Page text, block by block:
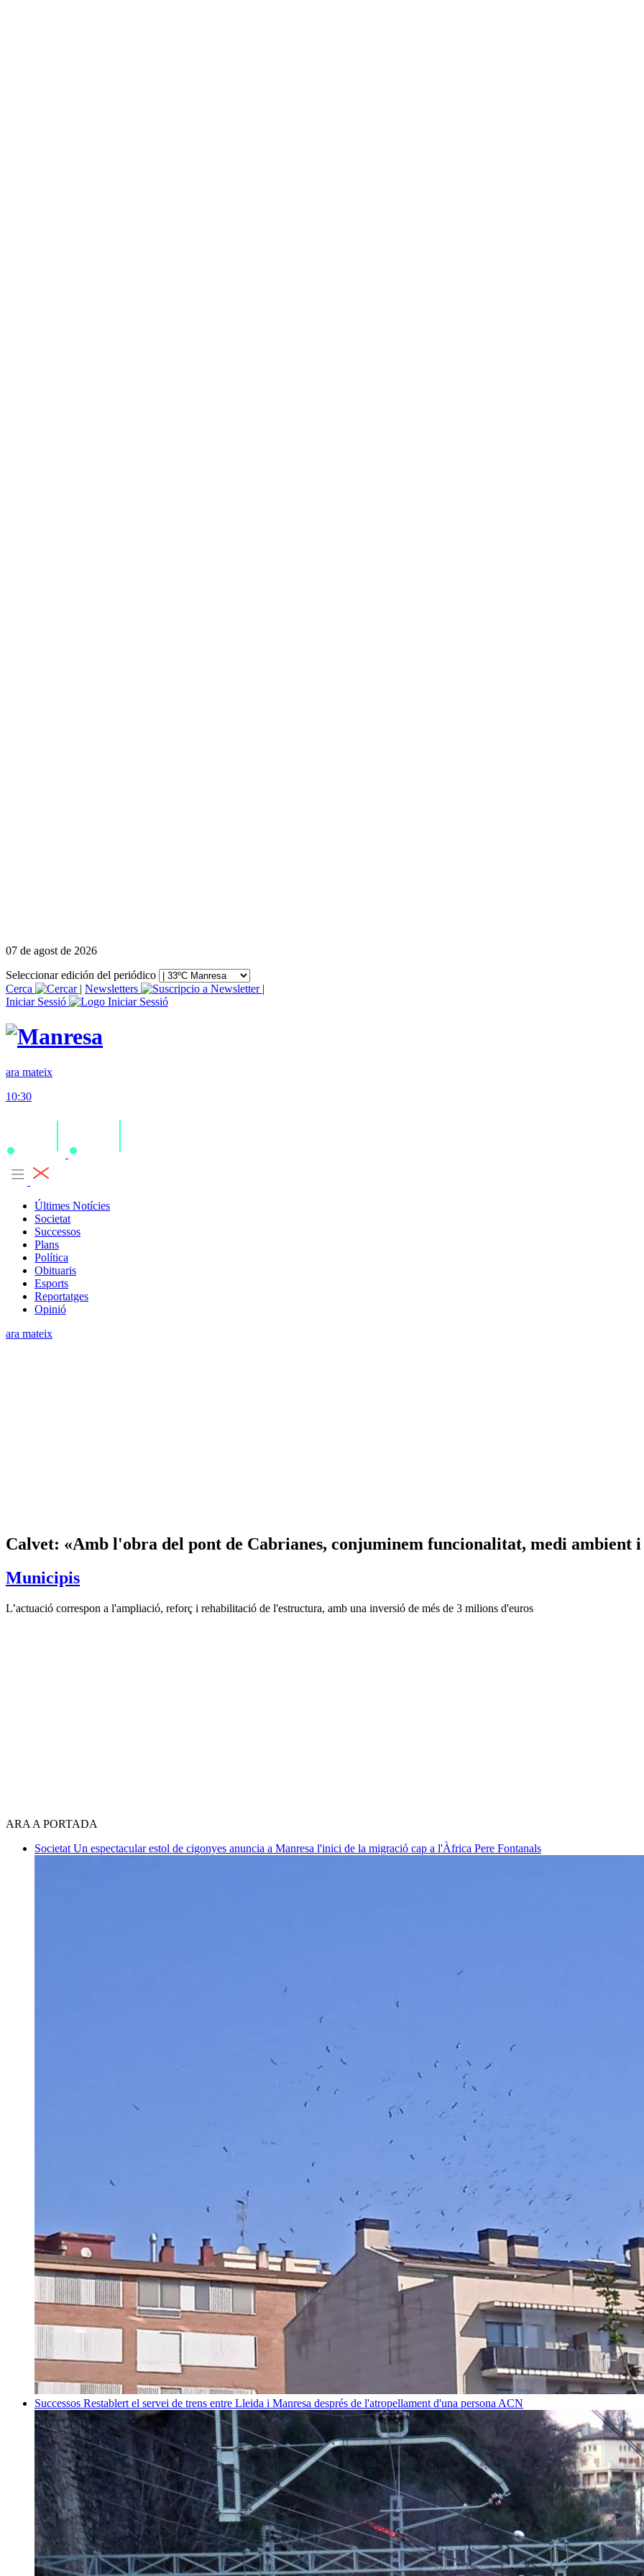
07 de agost de 2026
Seleccionar edición del periódico
Cerca
| Newsletters
|
Iniciar Sessió
ara mateix
10:30
Últimes Notícies
Societat
Successos
Plans
Política
Obituaris
Esports
Reportatges
Opinió
ara mateix
Calvet: «Amb l'obra del pont de Cabrianes, conjuminem funcionalitat, medi ambient
Municipis
L’actuació correspon a l'ampliació, reforç i rehabilitació de l'estructura, amb una inversió de més de 3 milions d'euros
ARA A PORTADA
Societat Un espectacular estol de cigonyes anuncia a Manresa l'inici de la migració cap a l'Àfrica Pere Fontanals
Successos Restablert el servei de trens entre Lleida i Manresa després de l'atropellament d'una persona ACN